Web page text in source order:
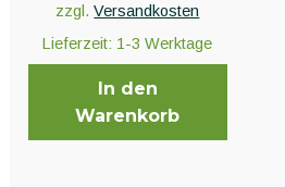
zzgl.Versandkosten
Lieferzeit: 1-3 Werktage
In den
Warenkorb